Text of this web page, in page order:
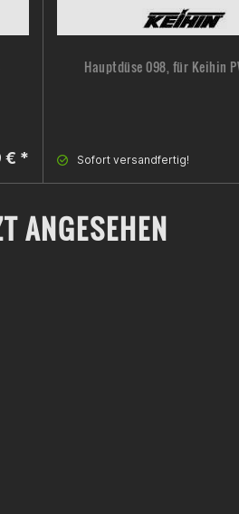
€ *
Hauptdüse 098, für Keihin
Sofort versandfertig!
ANGESEHEN